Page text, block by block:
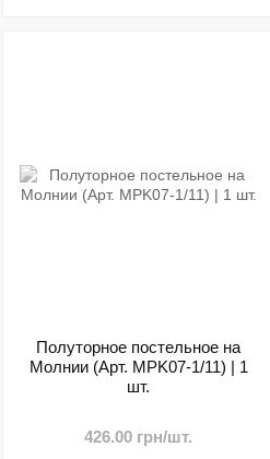
Полуторное постельное на
Молнии (Арт. MPK07-1/11) | 1
шт.
426.00 грн/шт.